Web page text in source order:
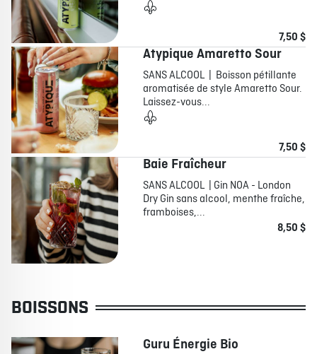
7,50 $
Atypique Amaretto Sour
SANS ALCOOL | Boisson pétillante
aromatisée de style Amaretto Sour.
Laissez-vous...
7,50 $
Baie Fraîcheur
SANS ALCOOL | Gin NOA - London
Dry Gin sans alcool, menthe fraîche,
framboises,...
8,50 $
BOISSONS
Guru Énergie Bio